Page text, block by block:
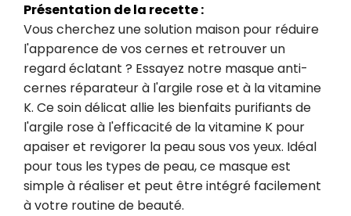
Présentation de la recette :
Vous cherchez une solution maison pour réduire
l'apparence de vos cernes et retrouver un
regard éclatant ? Essayez notre masque anti-
cernes réparateur à l'argile rose et à la vitamine
K. Ce soin délicat allie les bienfaits purifiants de
l'argile rose à l'efficacité de la vitamine K pour
apaiser et revigorer la peau sous vos yeux. Idéal
pour tous les types de peau, ce masque est
simple à réaliser et peut être intégré facilement
à votre routine de beauté.